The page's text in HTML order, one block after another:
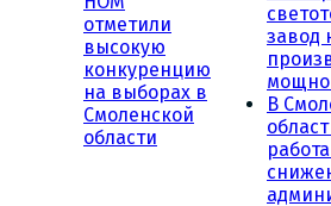
отметили
высокую
конкуренцию
на выборах в
Смоленской
области
завод
В